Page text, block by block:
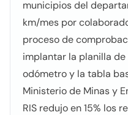
municipios del
km/mes por
proceso de
implantar la planilla
odómetro y la tabla
Ministerio de Minas y
RIS redujo en 15% los